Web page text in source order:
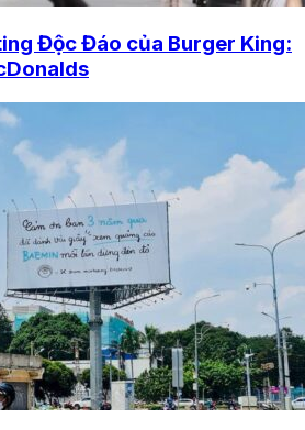
Độc Đáo của Burger King: